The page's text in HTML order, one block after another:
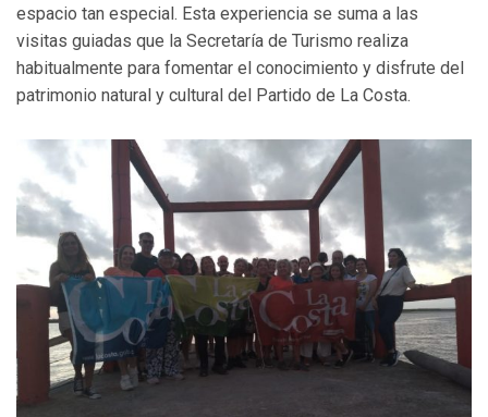
espacio tan especial. Esta experiencia se suma a las
visitas guiadas que la Secretaría de Turismo realiza
habitualmente para fomentar el conocimiento y disfrute del
patrimonio natural y cultural del Partido de La Costa.